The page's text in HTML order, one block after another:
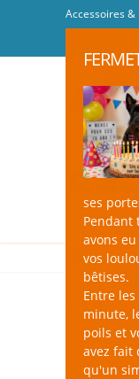
Accessoires &
ses
Pendant
avons
vos
bêtises.
Entre
minute,
poils et
avez fait
qu'un